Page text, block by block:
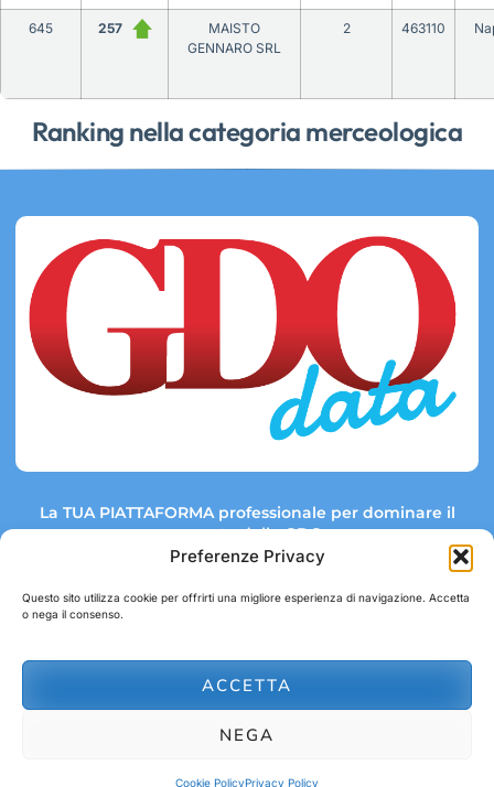
Preferenze Privacy
Questo sito utilizza cookie per offrirti una migliore esperienza di navigazione. Accetta
o nega il consenso.
ACCETTA
NEGA
Cookie PolicyPrivacy Policy
Ranking nella categoria merceologica
645 257
MAISTO
GENNARO SRL
2 463110
La TUA PIATTAFORMA professionale per dominare il
mercato della GDO.
Link rapidi:
abbonamenti@gdodata.it